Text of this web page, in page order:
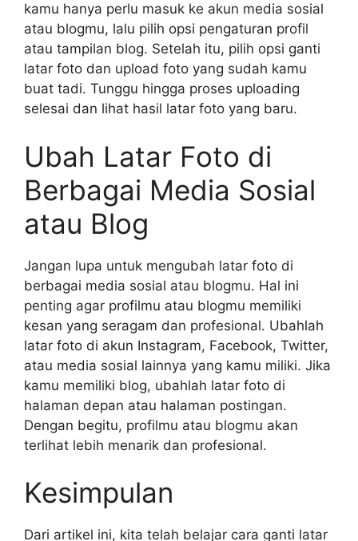
kamu hanya perlu masuk ke akun media sosial
atau blogmu, lalu pilih opsi pengaturan profil
atau tampilan blog. Setelah itu, pilih opsi ganti
latar foto dan upload foto yang sudah kamu
buat tadi. Tunggu hingga proses uploading
selesai dan lihat hasil latar foto yang baru.
Ubah Latar Foto di
Berbagai Media Sosial
atau Blog
Jangan lupa untuk mengubah latar foto di
berbagai media sosial atau blogmu. Hal ini
penting agar profilmu atau blogmu memiliki
kesan yang seragam dan profesional. Ubahlah
latar foto di akun Instagram, Facebook, Twitter,
atau media sosial lainnya yang kamu miliki. Jika
kamu memiliki blog, ubahlah latar foto di
halaman depan atau halaman postingan.
Dengan begitu, profilmu atau blogmu akan
terlihat lebih menarik dan profesional.
Kesimpulan
Dari artikel ini, kita telah belajar cara ganti latar